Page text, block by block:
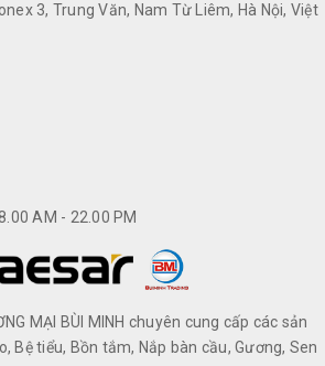
3, Trung Văn, Nam Từ Liêm, Hà Nội, Việt
AM - 22.00 PM
MẠI BÙI MINH chuyên cung cấp các sản
Bệ tiểu, Bồn tắm, Nắp bàn cầu, Gương, Sen